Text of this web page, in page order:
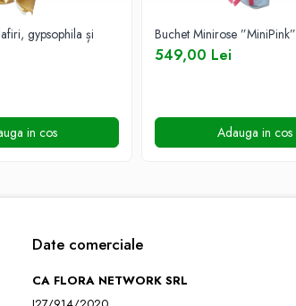
gypsophila și
in cos
Buchet Minirose ”MiniPink”
549,00 Lei
Adauga in cos
Date comerciale
CA FLORA NETWORK SRL